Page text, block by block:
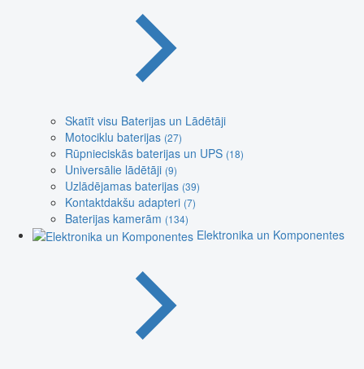
Skatīt visu Baterijas un Lādētāji
Motociklu baterijas (27)
Rūpnieciskās baterijas un UPS (18)
Universālie lādētāji (9)
Uzlādējamas baterijas (39)
Kontaktdakšu adapteri (7)
Baterijas kamerām (134)
Elektronika un Komponentes